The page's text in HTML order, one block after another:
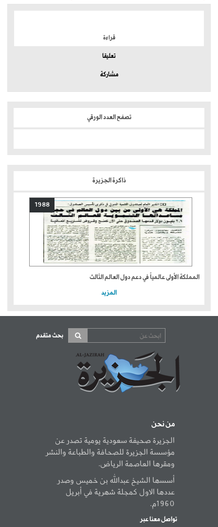
قراءة
تعليقا
مشاركة
تصفح العدد الورقي
ذاكرة الجزيرة
1988
المملكة الأولى عالمياً في دعم دول العالم الثالث
المزيد
بحث متقدم
من نحن
الجزيرة صحيفة سعودية يومية تصدر عن
مؤسسة الجزيرة للصحافة والطباعة والنشر
ومقرها العاصمة الرياض.
أسسها الشيخ عبدالله بن خميس وصدر
عددها الاول كمجلة شهرية في أبريل
1960م.
تواصل معنا عبر